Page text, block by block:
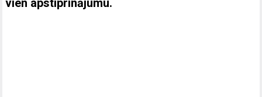
vien apstiprinājumu.